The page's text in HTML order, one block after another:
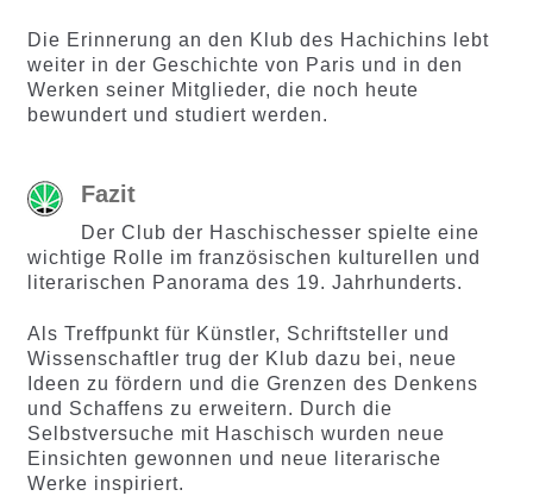
Die Erinnerung an den Klub des Hachichins lebt
weiter in der Geschichte von Paris und in den
Werken seiner Mitglieder, die noch heute
bewundert und studiert werden.
Fazit
Der Club der Haschischesser spielte eine
wichtige Rolle im französischen kulturellen und
literarischen Panorama des 19. Jahrhunderts.
Als Treffpunkt für Künstler, Schriftsteller und
Wissenschaftler trug der Klub dazu bei, neue
Ideen zu fördern und die Grenzen des Denkens
und Schaffens zu erweitern. Durch die
Selbstversuche mit Haschisch wurden neue
Einsichten gewonnen und neue literarische
Werke inspiriert.